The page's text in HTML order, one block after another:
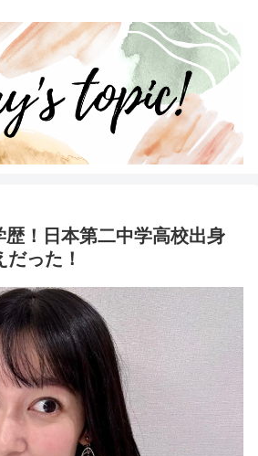
歴！日本第二中学高校出身
った！